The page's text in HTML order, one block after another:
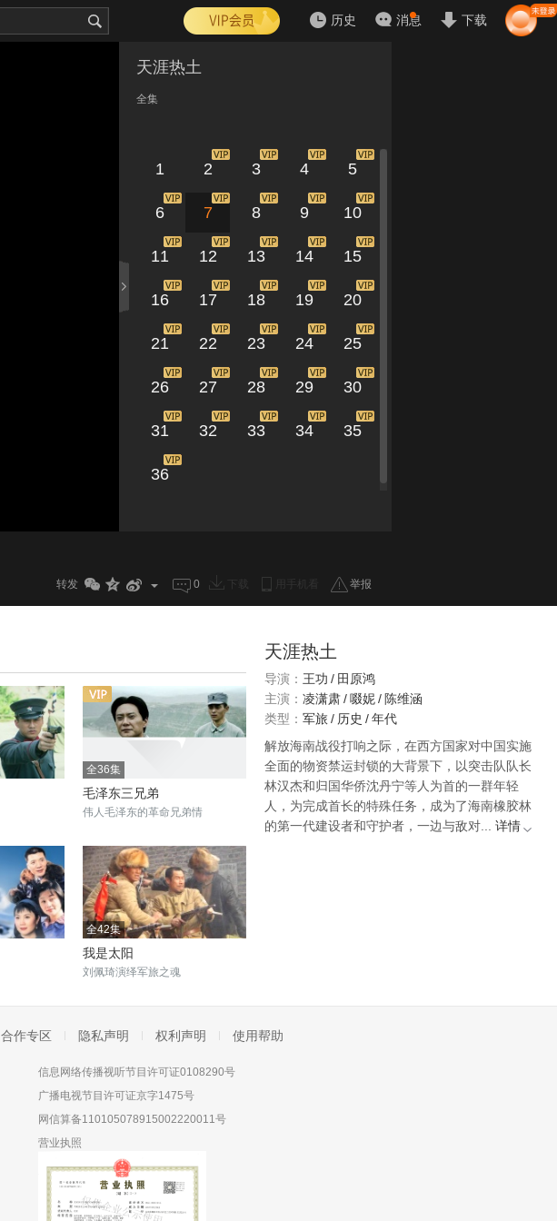
历史 消息 下载
天涯热土
全集
1 2 3 4 5
6 7 8 9 10
11 12 13 14 15
16 17 18 19 20
21 22 23 24 25
26 27 28 29 30
31 32 33 34 35
36
转发 0 举报
全36集
毛泽东三兄弟
伟人毛泽东的革命兄弟情
全42集
我是太阳
刘佩琦演绎军旅之魂
天涯热土
导演： 王功 / 田原鸿
主演： 凌潇肃/啜妮/ 陈维涵
类型： 军旅 / 历史 /年代
解放海南战役打响之际，在西方国家对中国实施
全面的物资禁运封锁的大背景下，以突击队队长
林汉杰和归国华侨沈丹宁等人为首的一群年轻
人，为完成首长的特殊任务，成为了海南橡胶林
的第一代建设者和守护者，一边与敌对...
详情
合作专区 隐私声明 权利声明 使用帮助
信息网络传播视听节目许可证0108290号
广播电视节目许可证京字1475号
网信算备110105078915002220011号
营业执照